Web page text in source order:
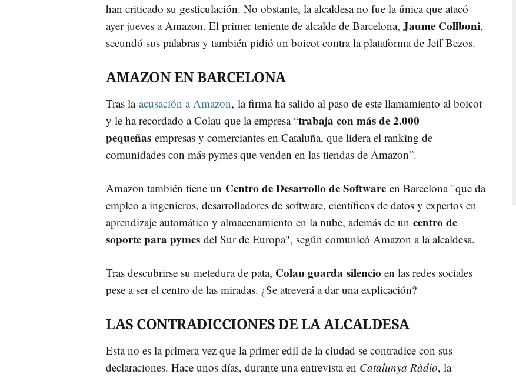
han criticado su gesticulación. No obstante, la alcaldesa no fue la única que atacó
ayer jueves a Amazon. El primer teniente de alcalde de Barcelona, Jaume Collboni,
secundó sus palabras y también pidió un boicot contra la plataforma de Jeff Bezos.
AMAZON EN BARCELONA
Tras la acusación a Amazon, la firma ha salido al paso de este llamamiento al boicot
y le ha recordado a Colau que la empresa “trabaja con más de 2.000
pequeñas empresas y comerciantes en Cataluña, que lidera el ranking de
comunidades con más pymes que venden en las tiendas de Amazon”.
Amazon también tiene un Centro de Desarrollo de Software en Barcelona "que da
empleo a ingenieros, desarrolladores de software, científicos de datos y expertos en
aprendizaje automático y almacenamiento en la nube, además de un centro de
soporte para pymes del Sur de Europa", según comunicó Amazon a la alcaldesa.
Tras descubrirse su metedura de pata, Colau guarda silencio en las redes sociales
pese a ser el centro de las miradas. ¿Se atreverá a dar una explicación?
LAS CONTRADICCIONES DE LA ALCALDESA
Esta no es la primera vez que la primer edil de la ciudad se contradice con sus
declaraciones. Hace unos días, durante una entrevista en Catalunya Ràdio, la